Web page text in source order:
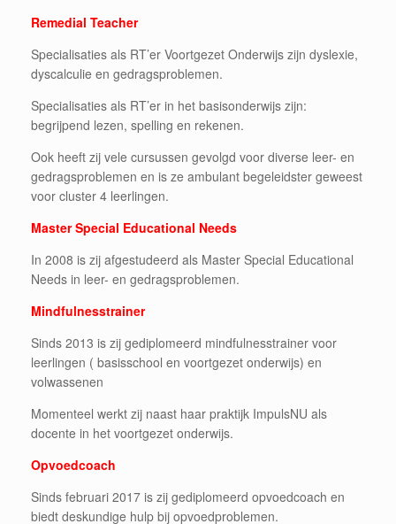
Remedial Teacher
Specialisaties als RT’er Voortgezet Onderwijs zijn dyslexie,
dyscalculie en gedragsproblemen.
Specialisaties als RT’er in het basisonderwijs zijn:
begrijpend lezen, spelling en rekenen.
Ook heeft zij vele cursussen gevolgd voor diverse leer- en
gedragsproblemen en is ze ambulant begeleidster geweest
voor cluster 4 leerlingen.
Master Special Educational Needs
In 2008 is zij afgestudeerd als Master Special Educational
Needs in leer- en gedragsproblemen.
Mindfulnesstrainer
Sinds 2013 is zij gediplomeerd mindfulnesstrainer voor
leerlingen ( basisschool en voortgezet onderwijs) en
volwassenen
Momenteel werkt zij naast haar praktijk ImpulsNU als
docente in het voortgezet onderwijs.
Opvoedcoach
Sinds februari 2017 is zij gediplomeerd opvoedcoach en
biedt deskundige hulp bij opvoedproblemen.